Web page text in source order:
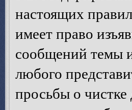
настоящих
имеет право
сообщений темы
любого
просьбы о